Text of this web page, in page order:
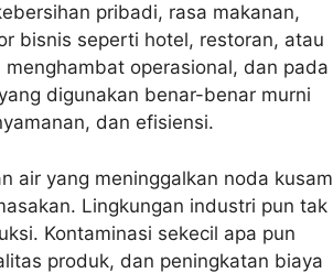
pribadi, rasa makanan,
bisnis seperti hotel, restoran, atau
operasional, dan pada
digunakan benar-benar murni
dan efisiensi.
air yang meninggalkan noda kusam
Lingkungan industri pun tak
Kontaminasi sekecil apa pun
produk, dan peningkatan biaya